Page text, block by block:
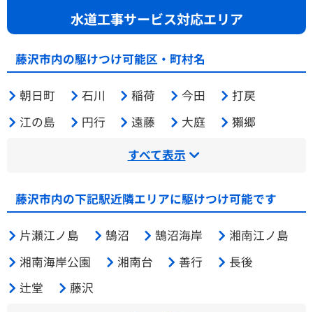
水道工事サービス対応エリア
藤沢市内の駆けつけ可能区・町村名
朝日町 石川 稲荷 今田
打戻
江の島
円行 遠藤 大庭
獺郷
すべて表示
藤沢市内の下記駅近隣エリアに駆けつけ可能です
片瀬江ノ島 鵠沼 鵠沼海岸
湘南江ノ島
湘南海岸公園
湘南台 善行
長後
辻堂
藤沢